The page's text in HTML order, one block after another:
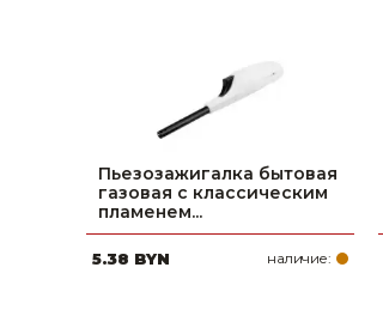
Сварочное оборудование и материалы
Хранение инструмента (ящики, сумки, пояса, тележки)
Хозтовары
Пьезозажигалка бытовая
газовая с классическим
пламенем...
5.38 BYN наличие: